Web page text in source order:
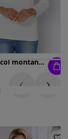
T-shirt à col montant col montant smocké